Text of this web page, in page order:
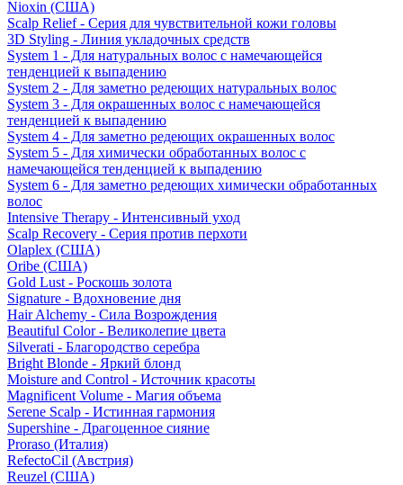
Nioxin (США)
Scalp Relief - Серия для чувствительной кожи головы
3D Styling - Линия укладочных средств
System 1 - Для натуральных волос с намечающейся
тенденцией к выпадению
System 2 - Для заметно редеющих натуральных волос
System 3 - Для окрашенных волос с намечающейся
тенденцией к выпадению
System 4 - Для заметно редеющих окрашенных волос
System 5 - Для химически обработанных волос с
намечающейся тенденцией к выпадению
System 6 - Для заметно редеющих химически обработанных
волос
Intensive Therapy - Интенсивный уход
Scalp Recovery - Серия против перхоти
Olaplex (США)
Oribe (США)
Gold Lust - Роскошь золота
Signature - Вдохновение дня
Hair Alchemy - Сила Возрождения
Beautiful Color - Великолепие цвета
Silverati - Благородство серебра
Bright Blonde - Яркий блонд
Moisture and Control - Источник красоты
Magnificent Volume - Магия объема
Serene Scalp - Истинная гармония
Supershine - Драгоценное сияние
Proraso (Италия)
RefectoCil (Австрия)
Reuzel (США)